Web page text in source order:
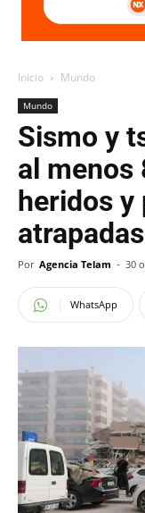
Inicio Mundo
Mundo
Sismo y
al menos
heridos y
Por Agencia Telam - 30
WhatsApp